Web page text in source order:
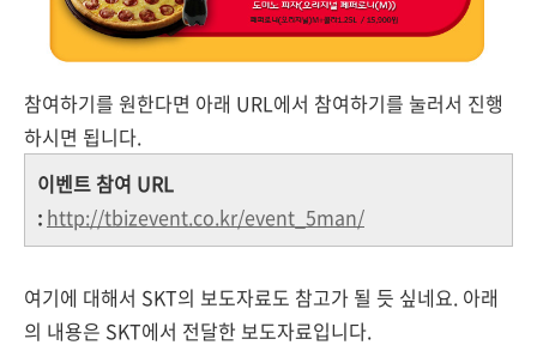
참여하기를 원한다면 아래 URL에서 참여하기를 눌러서 진행
하시면 됩니다.
이벤트 참여 URL
: http://tbizevent.co.kr/event_5man/
여기에 대해서 SKT의 보도자료도 참고가 될 듯 싶네요. 아래
의 내용은 SKT에서 전달한 보도자료입니다.